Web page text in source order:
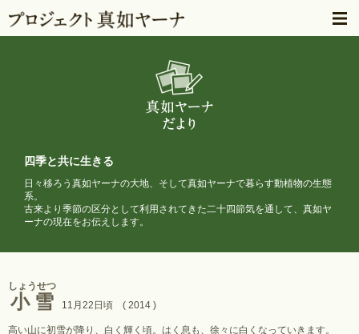
四季と共に生きる
日々移ろう真如ヤーナの大地、そして真如ヤーナで暮らす動植物の生態
系。
古来より季節の区分として利用されてきた二十四節気を通して、 真如ヤ
ーナの現在をお伝えします。
小雪
しょうせつ
11月22日頃 ( 2014 )
高い山に初雪が降り、白く輝く頃。はく息も、徐々に白くなっていきます。